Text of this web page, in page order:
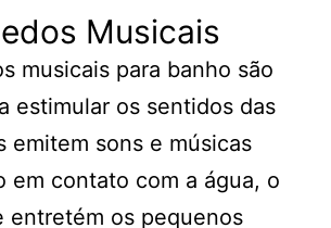
Musicais
musicais para banho são
estimular os sentidos das
emitem sons e músicas
em contato com a água, o
entretém os pequenos